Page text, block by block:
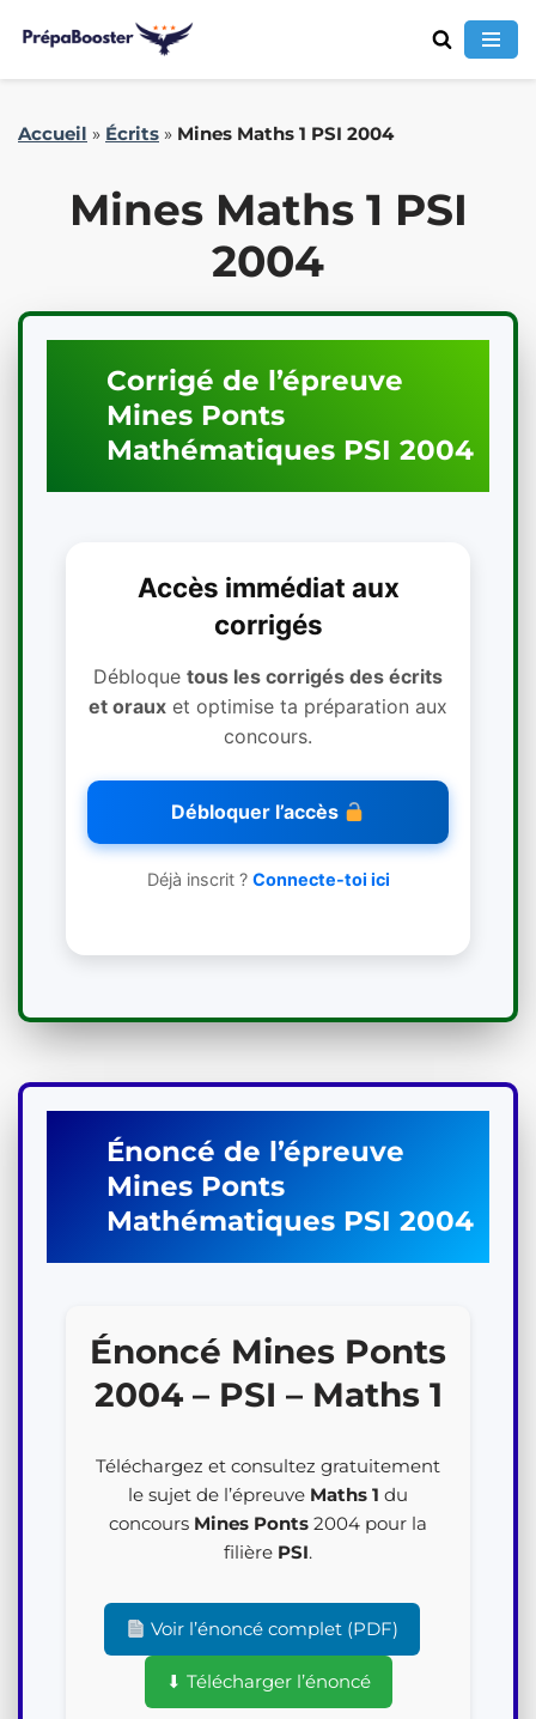
Aller
Accueil » Écrits » Mines Maths 1 PSI 2004
Mines Maths 1 PSI
2004
Corrigé de l’épreuve
Mines Ponts
Mathématiques PSI 2004
Accès immédiat aux
corrigés
Débloque tous les corrigés des écrits
et oraux et optimise ta préparation aux
concours.
Débloquer l’accès
Déjà inscrit ? Connecte-toi ici
Énoncé de l’épreuve
Mines Ponts
Mathématiques PSI 2004
Énoncé Mines Ponts
2004 – PSI – Maths 1
Téléchargez et consultez gratuitement
le sujet de l’épreuve Maths 1 du
concours Mines Ponts 2004 pour la
filière PSI.
Voir l’énoncé complet (PDF)
⬇ Télécharger l’énoncé